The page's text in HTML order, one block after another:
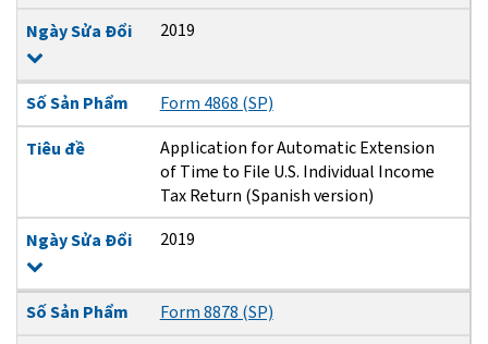
Ngày Sửa Đổi
2019
Số Sản Phẩm
Form 4868 (SP)
Tiêu đề
Application for Automatic Extension
of Time to File U.S. Individual Income
Tax Return (Spanish version)
Ngày Sửa Đổi
2019
Số Sản Phẩm
Form 8878 (SP)